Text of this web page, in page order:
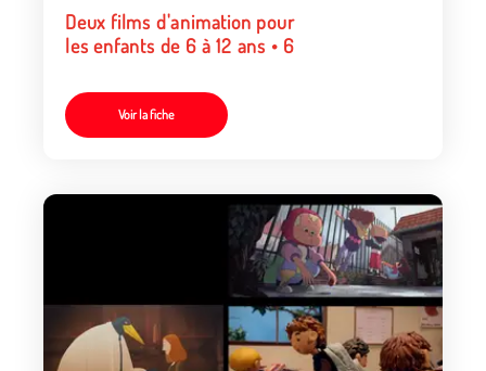
Deux films d'animation pour
les enfants de 6 à 12 ans • 6
Voir la fiche